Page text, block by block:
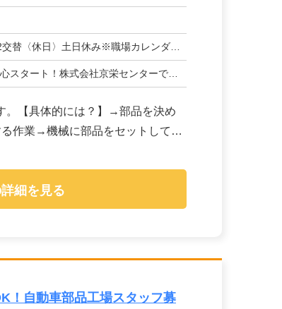
替〈休日〉土日休み※職場カレンダーによる
センターで新しい一歩を踏み出しませんか？→経験・学歴・スキルは一切不問です...
。【具体的には？】→部品を決め
作業→機械に部品をセットしてボ
細を見る
！自動車部品工場スタッフ募